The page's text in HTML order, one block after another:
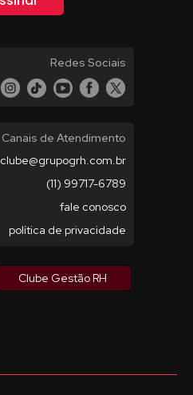
Redes Sociais
Canais de Atendimento
clube@grupogrh.com.br
(11) 99717-6789
fale conosco
política de privacidade
Clube Gestão RH